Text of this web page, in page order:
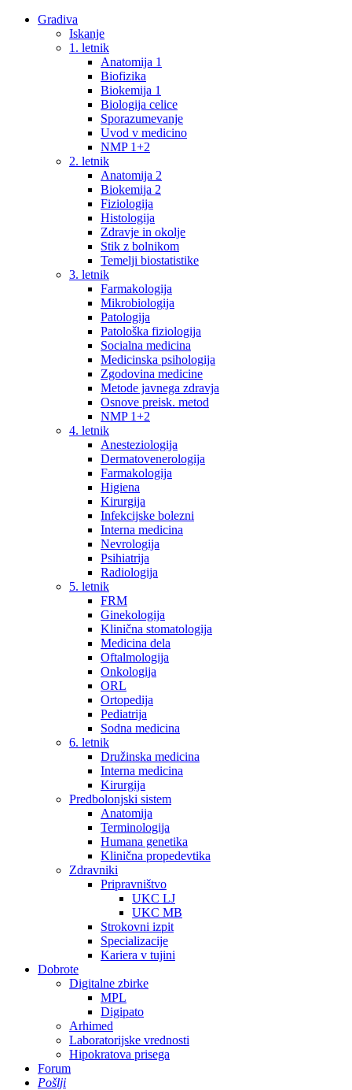
Gradiva
Iskanje
1. letnik
Anatomija 1
Biofizika
Biokemija 1
Biologija celice
Sporazumevanje
Uvod v medicino
NMP 1+2
2. letnik
Anatomija 2
Biokemija 2
Fiziologija
Histologija
Zdravje in okolje
Stik z bolnikom
Temelji biostatistike
3. letnik
Farmakologija
Mikrobiologija
Patologija
Patološka fiziologija
Socialna medicina
Medicinska psihologija
Zgodovina medicine
Metode javnega zdravja
Osnove preisk. metod
NMP 1+2
4. letnik
Anesteziologija
Dermatovenerologija
Farmakologija
Higiena
Kirurgija
Infekcijske bolezni
Interna medicina
Nevrologija
Psihiatrija
Radiologija
5. letnik
FRM
Ginekologija
Klinična stomatologija
Medicina dela
Oftalmologija
Onkologija
ORL
Ortopedija
Pediatrija
Sodna medicina
6. letnik
Družinska medicina
Interna medicina
Kirurgija
Predbolonjski sistem
Anatomija
Terminologija
Humana genetika
Klinična propedevtika
Zdravniki
Pripravništvo
UKC LJ
UKC MB
Strokovni izpit
Specializacije
Kariera v tujini
Dobrote
Digitalne zbirke
MPL
Digipato
Arhimed
Laboratorijske vrednosti
Hipokratova prisega
Forum
Pošlji